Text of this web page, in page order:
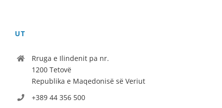
UT
Rruga e Ilindenit pa nr.
1200 Tetovë
Republika e Maqedonisë së Veriut
+389 44 356 500